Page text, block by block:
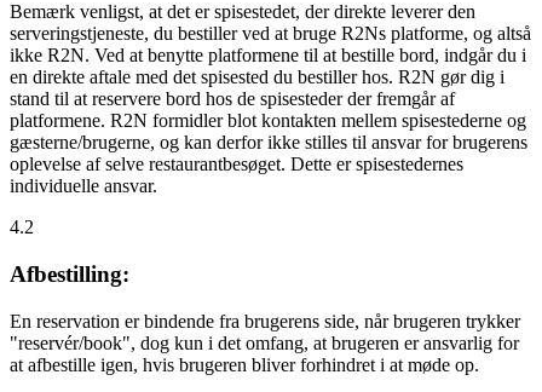
Bemærk venligst, at det er spisestedet, der direkte leverer den
serveringstjeneste, du bestiller ved at bruge R2Ns platforme, og altså
ikke R2N. Ved at benytte platformene til at bestille bord, indgår du i
en direkte aftale med det spisested du bestiller hos. R2N gør dig i
stand til at reservere bord hos de spisesteder der fremgår af
platformene. R2N formidler blot kontakten mellem spisestederne og
gæsterne/brugerne, og kan derfor ikke stilles til ansvar for brugerens
oplevelse af selve restaurantbesøget. Dette er spisestedernes
individuelle ansvar.
4.2
Afbestilling:
En reservation er bindende fra brugerens side, når brugeren trykker
"reservér/book", dog kun i det omfang, at brugeren er ansvarlig for
at afbestille igen, hvis brugeren bliver forhindret i at møde op.